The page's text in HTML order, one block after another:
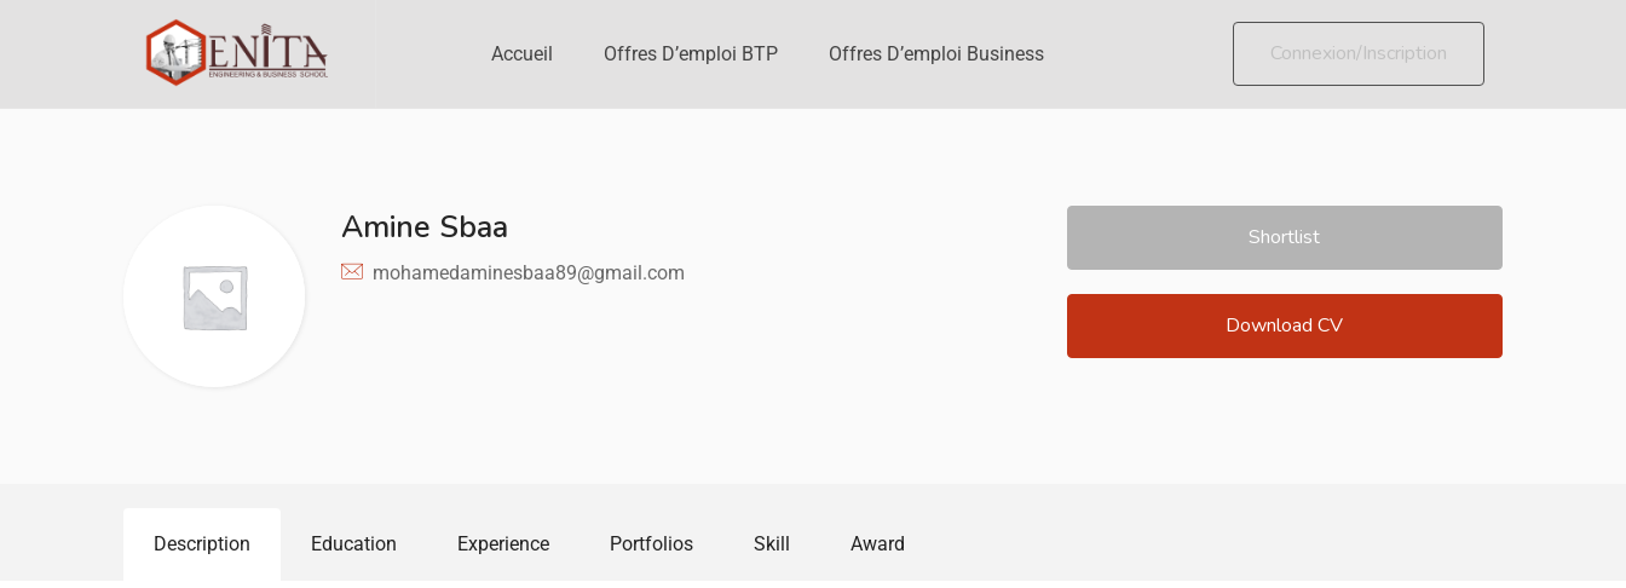
Accueil Offres D’emploi BTP Offres D’emploi Business Connexion/Inscription
Amine Sbaa
mohamedaminesbaa89@gmail.com
Shortlist
Download CV
Description Education Experience Portfolios Skill Award